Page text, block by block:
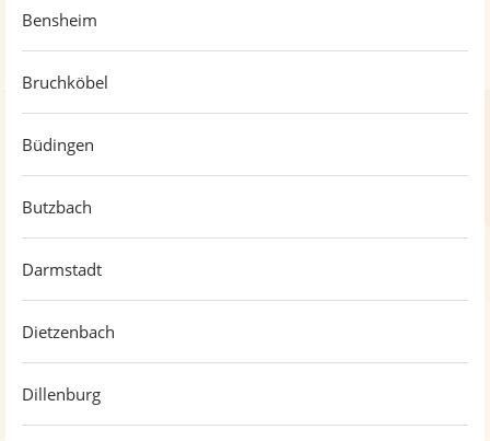
Bensheim
Bruchköbel
Büdingen
Butzbach
Darmstadt
Dietzenbach
Dillenburg